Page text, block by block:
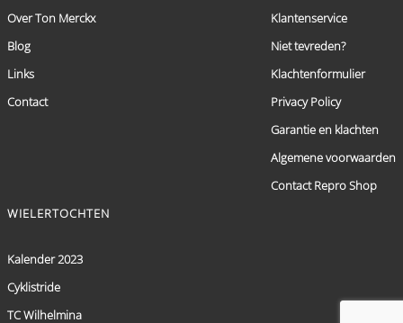
Over Ton Merckx
Blog
Links
Contact
Klantenservice
Niet tevreden?
Klachtenformulier
Privacy Policy
Garantie en klachten
Algemene voorwaarden
Contact Repro Shop
WIELERTOCHTEN
Kalender 2023
Cyklistride
TC Wilhelmina